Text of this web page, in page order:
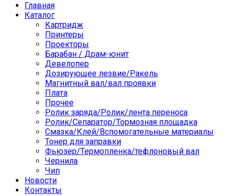
Главная
Каталог
Картридж
Принтеры
Проекторы
Барабан / Драм-юнит
Девелопер
Дозирующее лезвие/Ракель
Магнитный вал/вал проявки
Плата
Прочее
Ролик заряда/Ролик/лента переноса
Ролик/Сепаратор/Тормозная площадка
Смазка/Клей/Вспомогательные материалы
Тонер для заправки
Фьюзер/Термопленка/тефлоновый вал
Чернила
Чип
Новости
Контакты